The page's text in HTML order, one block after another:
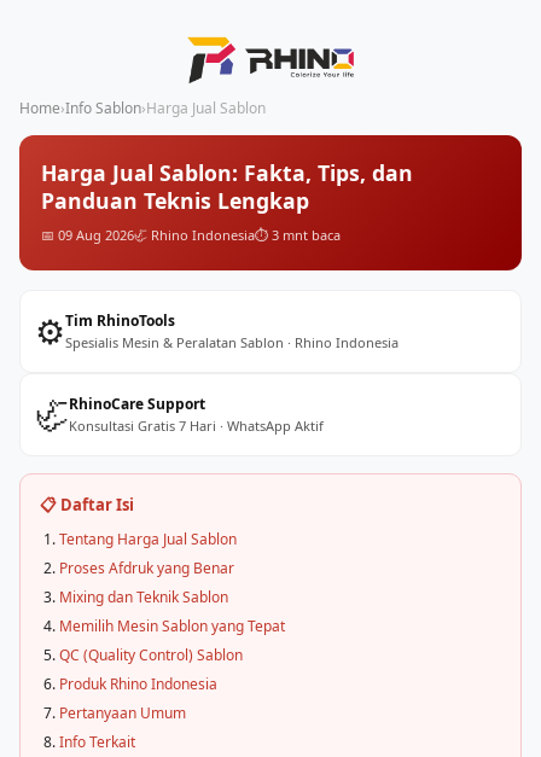
Home›Info Sablon›Harga Jual Sablon
Harga Jual Sablon: Fakta, Tips, dan
Panduan Teknis Lengkap
📅 09 Aug 2026🦏 Rhino Indonesia⏱️ 3 mnt baca
⚙️Tim RhinoTools
Spesialis Mesin & Peralatan Sablon · Rhino Indonesia
🦏RhinoCare Support
Konsultasi Gratis 7 Hari · WhatsApp Aktif
📋 Daftar Isi
Tentang Harga Jual Sablon
Proses Afdruk yang Benar
Mixing dan Teknik Sablon
Memilih Mesin Sablon yang Tepat
QC (Quality Control) Sablon
Produk Rhino Indonesia
Pertanyaan Umum
Info Terkait